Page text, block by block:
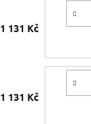
1 131 Kč
1 131 Kč